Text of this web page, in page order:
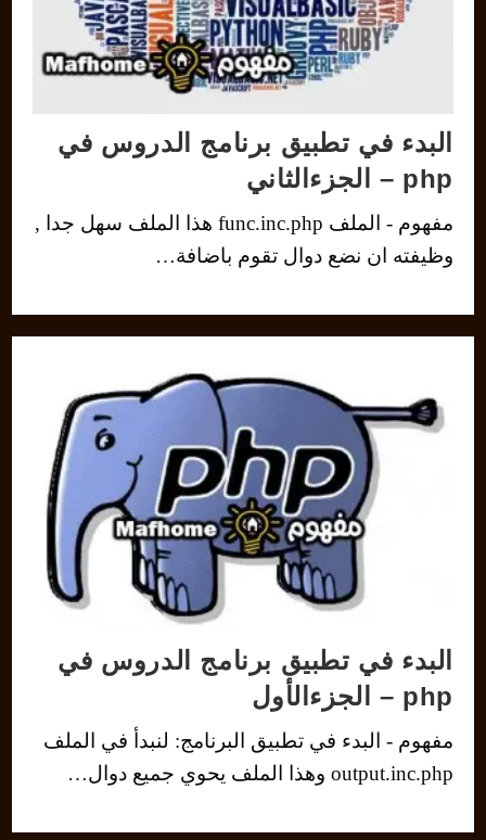
البدء في تطبيق برنامج الدروس في
php – الجزءالثاني
مفهوم - الملف func.inc.php هذا الملف سهل جدا ,
وظيفته ان نضع دوال تقوم باضافة…
البدء في تطبيق برنامج الدروس في
php – الجزءالأول
مفهوم - البدء في تطبيق البرنامج: لنبدأ في الملف
output.inc.php وهذا الملف يحوي جميع دوال…